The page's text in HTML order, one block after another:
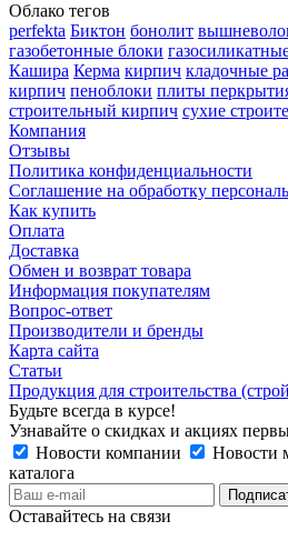
Облако тегов
perfekta Биктон бонолит
газобетонные блоки
Кашира Керма кирпич кладочные
кирпич пеноблоки плиты
строительный кирпич сухие
Компания
Отзывы
Политика конфиденциальности
Соглашение на обработку
Как купить
Оплата
Доставка
Обмен и возврат товара
Информация покупателям
Вопрос-ответ
Производители и бренды
Карта сайта
Статьи
Продукция для строительства
Будьте всегда в курсе!
Узнавайте о скидках и акциях
Новости компании
Новости
каталога
Оставайтесь на связи